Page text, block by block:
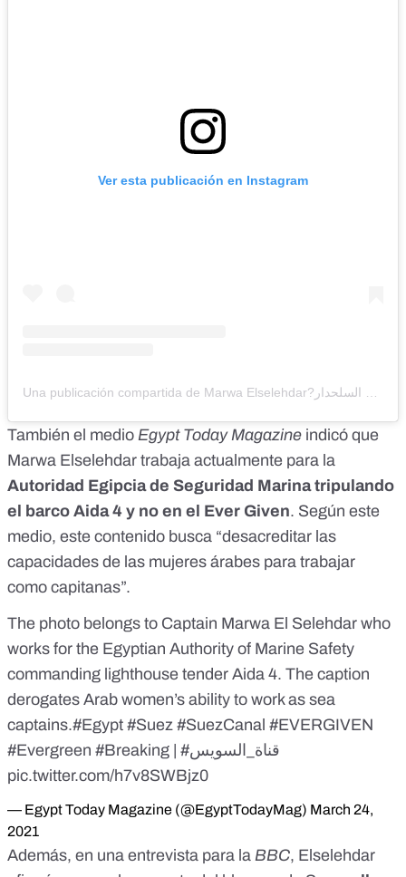
Ver esta publicación en Instagram
También el medio Egypt Today Magazine indicó que
Marwa Elselehdar trabaja actualmente para la
Autoridad Egipcia de Seguridad Marina tripulando
el barco Aida 4 y no en el Ever Given. Según este
medio, este contenido busca “desacreditar las
capacidades de las mujeres árabes para trabajar
como capitanas”.
The photo belongs to Captain Marwa El Selehdar who
works for the Egyptian Authority of Marine Safety
commanding lighthouse tender Aida 4. The caption
derogates Arab women’s ability to work as sea
captains.#Egypt #Suez #SuezCanal #EVERGIVEN
#Evergreen #Breaking |
#قناة_السويس
pic.twitter.com/h7v8SWBjz0
— Egypt Today Magazine (@EgyptTodayMag) March 24,
2021
Además, en una entrevista para la BBC, Elselehdar